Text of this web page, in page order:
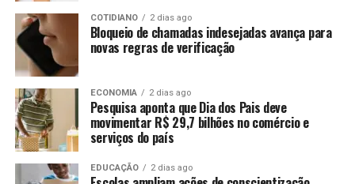
COTIDIANO 2 dias ago
Bloqueio de chamadas indesejadas avança para
novas regras de verificação
ECONOMIA 2 dias ago
Pesquisa aponta que Dia dos Pais deve
movimentar R$ 29,7 bilhões no comércio e
serviços do país
EDUCAÇÃO 2 dias ago